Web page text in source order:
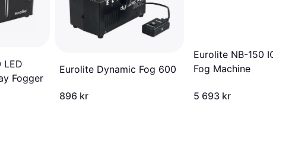
LED
Fogger
Eurolite Dynamic Fog 600
896 kr
Eurolite NB-150 ICE
Fog Machine
5 693 kr